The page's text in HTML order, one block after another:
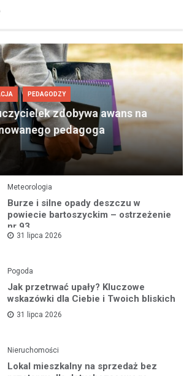
PEDAGODZY
zdobywa awans na
pedagoga
Meteorologia
Burze i silne opady deszczu w
powiecie bartoszyckim – ostrzeżenie
nr 93
31 lipca 2026
Pogoda
Jak przetrwać upały? Kluczowe
wskazówki dla Ciebie i Twoich bliskich
31 lipca 2026
Nieruchomości
Lokal mieszkalny na sprzedaż bez